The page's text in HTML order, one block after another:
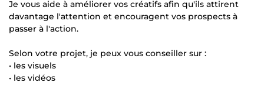
Je vous aide à améliorer vos créatifs afin qu'ils attirent
davantage l'attention et encouragent vos prospects à
passer à l'action.
Selon votre projet, je peux vous conseiller sur :
• les visuels
• les vidéos